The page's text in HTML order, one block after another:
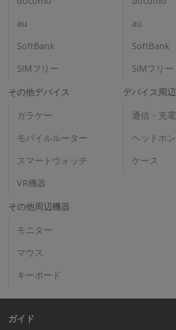
au
SoftBank
SIMフリー
au
SoftBank
SIMフリー
その他デバイス
ガラケー
モバイルルーター
スマートウォッチ
VR機器
デバイス周
通信・充
ヘッドホ
ケース
その他周辺機器
モニター
マウス
キーボード
ガイド